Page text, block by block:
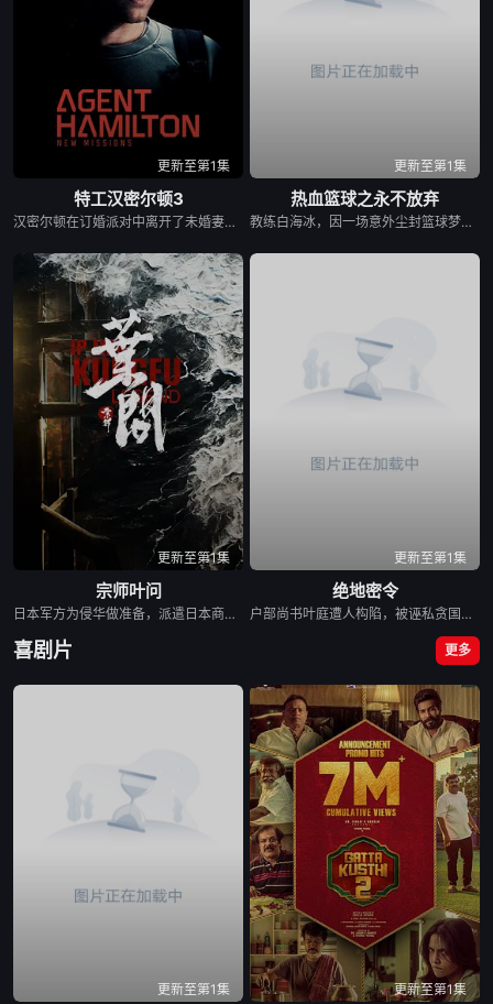
更新至第1集
特工汉密尔顿3
汉密尔顿在订婚派对中离开了未婚妻，但他内心仍然渴望过正常生活。一名科学家被绑架，重要信息面临泄露风险。汉密尔顿决定返回未婚妻身边，并计划未来，但在那之前，他必须执行一项越来越危险的任务，即前往立陶宛-白俄罗斯边境对抗恐怖分子。
更新至第1集
热血篮球之永不放弃
教练白海冰，因一场意外尘封篮球梦。为完成病危师兄的嘱托，他接手一支被嘲为“无胜利队”的业余球队。当一群问题少年遇上背负阴影的教练，他们面对的是强队的碾压与全网的嘲讽。但这次，他们选择用血汗撕掉废物的标签。当终场哨响，奇迹只属于永不放弃的人。
更新至第1集
宗师叶问
日本军方为侵华做准备，派遣日本商会进驻广州，一面贿赂军阀，收集情报，成立杀手组织暗杀反日人士，一面走私鸦片，大肆敛财，叶问继任佛山警察局侦缉队队长，立案侦查，本以为依靠法律可以匡扶正义，却遭受上级和日本商会的打压，叶问只能晚上化身黑衣侠维持正义，然而日本商会已然发现叶问身份，布下天罗地网......
更新至第1集
绝地密令
户部尚书叶庭遭人构陷，被诬私贪国库银两，身陷囹圄在即，叶庭急召其子叶护相见。叶护心知父亲蒙冤，却无力翻案，只得冒险护送父亲逃亡。途中一行人遭都尉率人追杀，为保父亲平安出城，叶护假扮都尉掩人耳目。历经几番波折，父亲的沉冤终得渐次昭雪。
喜剧片 更多
更新至第1集 更新至第1集